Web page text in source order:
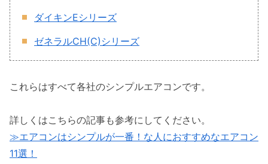
ダイキンEシリーズ
ゼネラルCH(C)シリーズ
これらはすべて各社のシンプルエアコンです。
詳しくはこちらの記事も参考にしてください。
≫エアコンはシンプルが一番！な人におすすめなエアコン
11選！